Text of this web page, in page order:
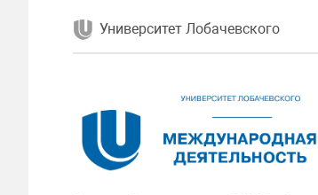
Университет Лобачевского